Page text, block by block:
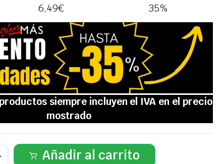
6,49€ 35%
Añadir al carrito